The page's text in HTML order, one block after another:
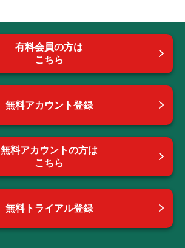
有料会員の方は
こちら
無料アカウント登録
無料アカウントの方は
こちら
無料トライアル登録